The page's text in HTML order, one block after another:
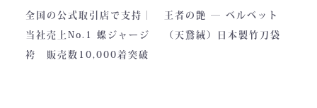
い込んでありますので洗濯
しても崩れが少なく簡単に
折りたためます。
全国の公式取引店で支持｜
当社売上No.1 蝶ジャージ
袴 販売数10,000着突破
深く艶めくベルベットの光
沢。
王者の艶 ― ベルベット
（天鵞絨）日本製竹刀袋